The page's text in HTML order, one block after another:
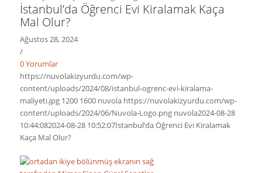
İstanbul’da Öğrenci Evi Kiralamak Kaça
Mal Olur?
Ağustos 28, 2024
/
0 Yorumlar
https://nuvolakizyurdu.com/wp-
content/uploads/2024/08/istanbul-ogrenc-evi-kiralama-
maliyeti.jpg 1200 1600 nuvola https://nuvolakizyurdu.com/wp-
content/uploads/2024/06/Nuvola-Logo.png nuvola2024-08-28
10:44:082024-08-28 10:52:07İstanbul’da Öğrenci Evi Kiralamak
Kaça Mal Olur?